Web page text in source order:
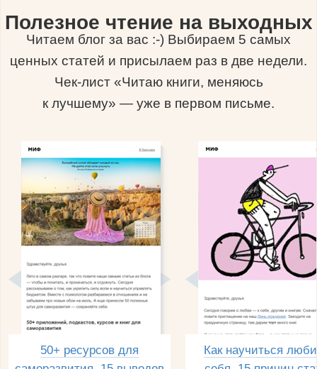
Полезное чтение на выходных
Читаем блог за вас :-) Выбираем 5 самых
ценных статей и присылаем раз в две недели.
Чек-лист «Читаю книги, меняюсь
к лучшему» — уже в первом письме.
50+ ресурсов для
Как научиться